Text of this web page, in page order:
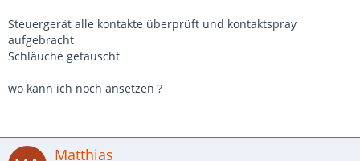
Steuergerät alle kontakte überprüft und kontaktspray
aufgebracht
Schläuche getauscht
wo kann ich noch ansetzen ?
Matthias